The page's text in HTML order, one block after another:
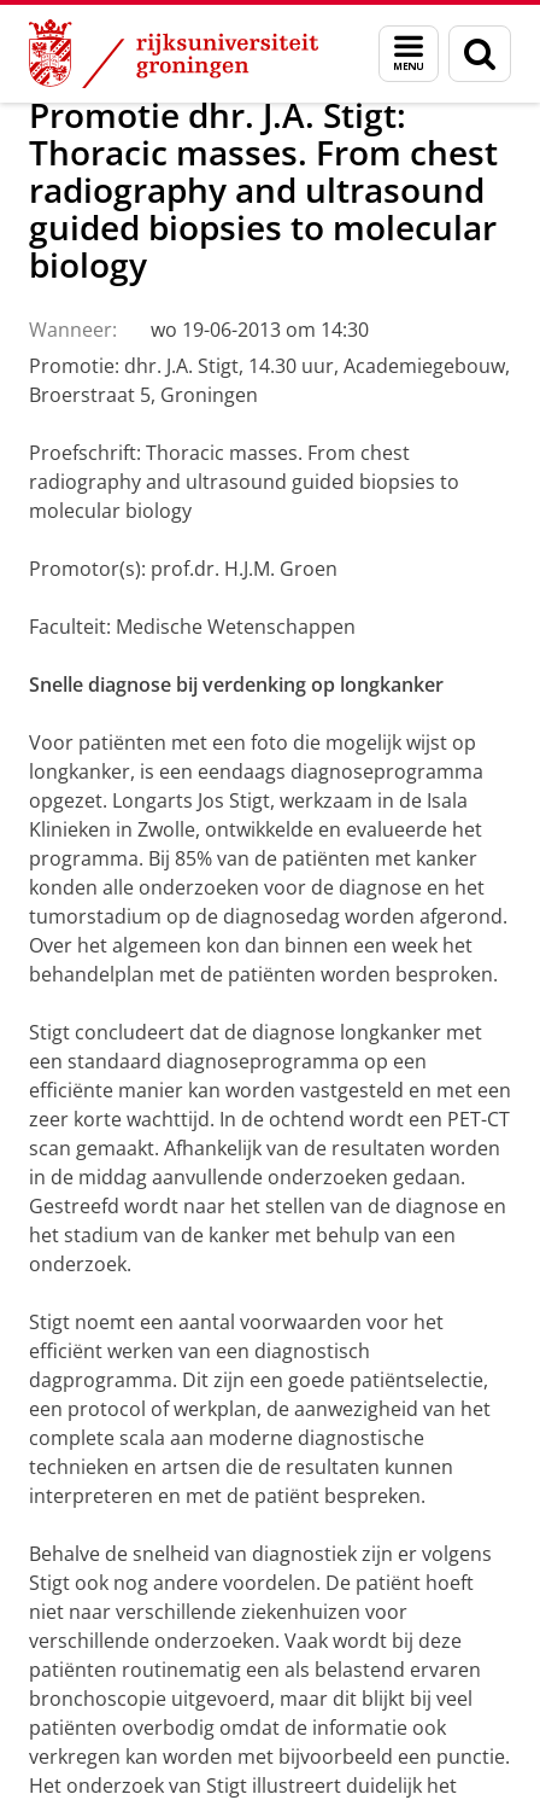
Skip
Content
Skip
Navigation
Menu
en
zoeken
Over ons Actueel Nieuws
Promotie dhr. J.A. Stigt:
Thoracic masses. From chest
radiography and ultrasound
guided biopsies to molecular
biology
Wanneer:
wo 19-06-2013 om 14:30
Promotie: dhr. J.A. Stigt, 14.30 uur, Academiegebouw,
Broerstraat 5, Groningen
Proefschrift: Thoracic masses. From chest
radiography and ultrasound guided biopsies to
molecular biology
Promotor(s): prof.dr. H.J.M. Groen
Faculteit: Medische Wetenschappen
Snelle diagnose bij verdenking op longkanker
Voor patiënten met een foto die mogelijk wijst op
longkanker, is een eendaags diagnoseprogramma
opgezet. Longarts Jos Stigt, werkzaam in de Isala
Klinieken in Zwolle, ontwikkelde en evalueerde het
programma. Bij 85% van de patiënten met kanker
konden alle onderzoeken voor de diagnose en het
tumorstadium op de diagnosedag worden afgerond.
Over het algemeen kon dan binnen een week het
behandelplan met de patiënten worden besproken.
Stigt concludeert dat de diagnose longkanker met
een standaard diagnoseprogramma op een
efficiënte manier kan worden vastgesteld en met een
zeer korte wachttijd. In de ochtend wordt een PET-CT
scan gemaakt. Afhankelijk van de resultaten worden
in de middag aanvullende onderzoeken gedaan.
Gestreefd wordt naar het stellen van de diagnose en
het stadium van de kanker met behulp van een
onderzoek.
Stigt noemt een aantal voorwaarden voor het
efficiënt werken van een diagnostisch
dagprogramma. Dit zijn een goede patiëntselectie,
een protocol of werkplan, de aanwezigheid van het
complete scala aan moderne diagnostische
technieken en artsen die de resultaten kunnen
interpreteren en met de patiënt bespreken.
Behalve de snelheid van diagnostiek zijn er volgens
Stigt ook nog andere voordelen. De patiënt hoeft
niet naar verschillende ziekenhuizen voor
verschillende onderzoeken. Vaak wordt bij deze
patiënten routinematig een als belastend ervaren
bronchoscopie uitgevoerd, maar dit blijkt bij veel
patiënten overbodig omdat de informatie ook
verkregen kan worden met bijvoorbeeld een punctie.
Het onderzoek van Stigt illustreert duidelijk het